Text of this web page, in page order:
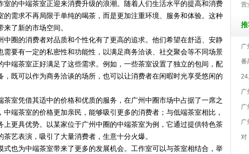
室的中端茶室正迎来消费升级的浪潮。随着人们生活水平的提高和消费
的需求不再局限于单纯的喝茶，而是更加注重环境、服务和体验。这种
了新的市场空间。
中圈的消费者对品质和个性化有了更高的追求。他们希望在舒适、安静
需要有一定的私密性和功能性，以满足商务洽谈、社交聚会等不同场景
中端茶室正好满足了这些需求。例如，一些茶室设置了独立的包间，配
，既可以作为商务洽谈的场所，也可以让消费者在闲暇时光享受悠闲的
茶室凭借其适中的价格和优质的服务，在广州中圈市场中占据了一席之
中端茶室的价格更加亲民，能够吸引更多的消费者；与低端茶室相比，
上更具优势。以某家位于广州中圈的中端茶室为例，它通过提供特色茶
艺表演，吸引了大量消费者，生意十分火爆。
式也为中端茶室带来了更多的发展机会。工作室可以与茶室相结合，举
营
广
番
24
广
广
广
对